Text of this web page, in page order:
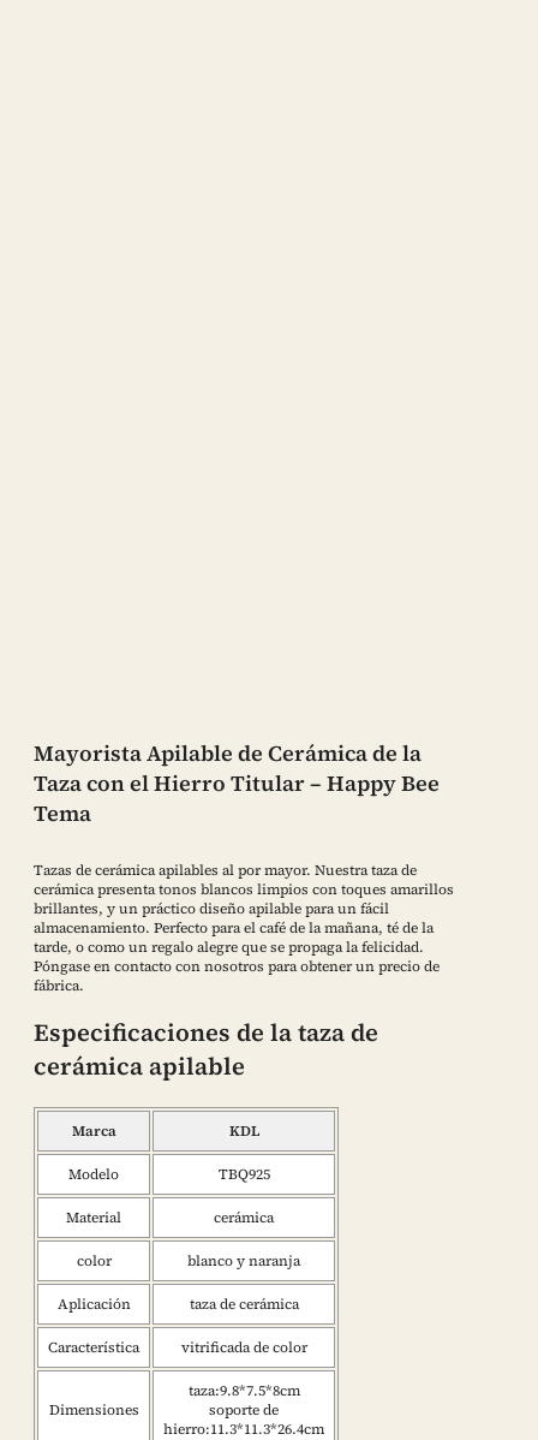
Mayorista Apilable de Cerámica de la
Taza con el Hierro Titular – Happy Bee
Tema
Tazas de cerámica apilables al por mayor. Nuestra taza de
cerámica presenta tonos blancos limpios con toques amarillos
brillantes, y un práctico diseño apilable para un fácil
almacenamiento. Perfecto para el café de la mañana, té de la
tarde, o como un regalo alegre que se propaga la felicidad.
Póngase en contacto con nosotros para obtener un precio de
fábrica.
Especificaciones de la taza de
cerámica apilable
Marca KDL
Modelo TBQ925
Material cerámica
color blanco y naranja
Aplicación taza de cerámica
Característica vitrificada de color
Dimensiones
taza:9.8*7.5*8cm
soporte de
hierro:11.3*11.3*26.4cm